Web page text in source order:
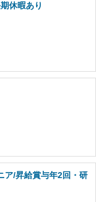
休暇あり
ア/昇給賞与年2回・研